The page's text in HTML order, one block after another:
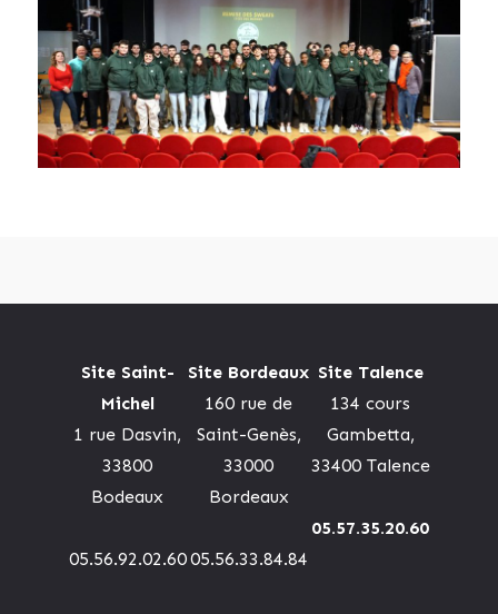
Site Saint-
Michel
1 rue Dasvin,
33800
Bodeaux
05.56.92.02.60
Site Bordeaux
160 rue de
Saint-Genès,
33000
Bordeaux
05.56.33.84.84
Site Talence
134 cours
Gambetta,
33400 Talence
05.57.35.20.60